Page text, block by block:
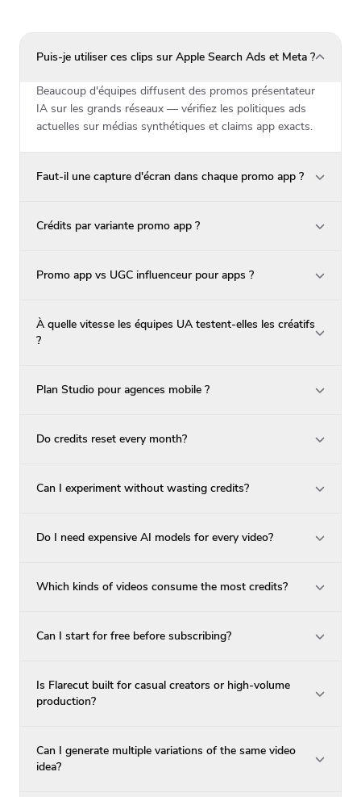
Puis-je utiliser ces clips sur Apple Search Ads et Meta ?
Beaucoup d'équipes diffusent des promos présentateur
IA sur les grands réseaux — vérifiez les politiques ads
actuelles sur médias synthétiques et claims app exacts.
Faut-il une capture d'écran dans chaque promo app ?
Crédits par variante promo app ?
Promo app vs UGC influenceur pour apps ?
À quelle vitesse les équipes UA testent-elles les créatifs
?
Plan Studio pour agences mobile ?
Do credits reset every month?
Can I experiment without wasting credits?
Do I need expensive AI models for every video?
Which kinds of videos consume the most credits?
Can I start for free before subscribing?
Is Flarecut built for casual creators or high-volume
production?
Can I generate multiple variations of the same video
idea?